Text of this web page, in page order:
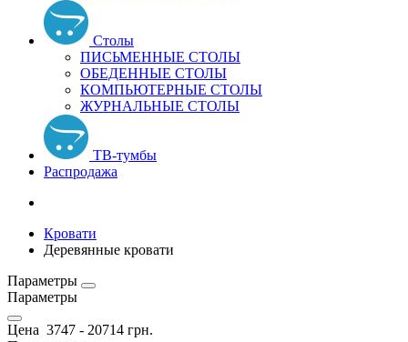
Столы
ПИСЬМЕННЫЕ СТОЛЫ
ОБЕДЕННЫЕ СТОЛЫ
КОМПЬЮТЕРНЫЕ СТОЛЫ
ЖУРНАЛЬНЫЕ СТОЛЫ
ТВ-тумбы
Распродажа
Кровати
Деревянные кровати
Параметры
Параметры
Цена 3747 - 20714 грн.